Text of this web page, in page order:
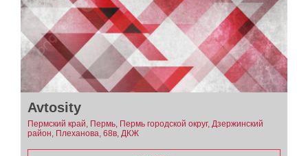
Avtosity
Пермский край, Пермь, Пермь городской округ, Дзержинский
район, Плеханова, 68в, ДКЖ